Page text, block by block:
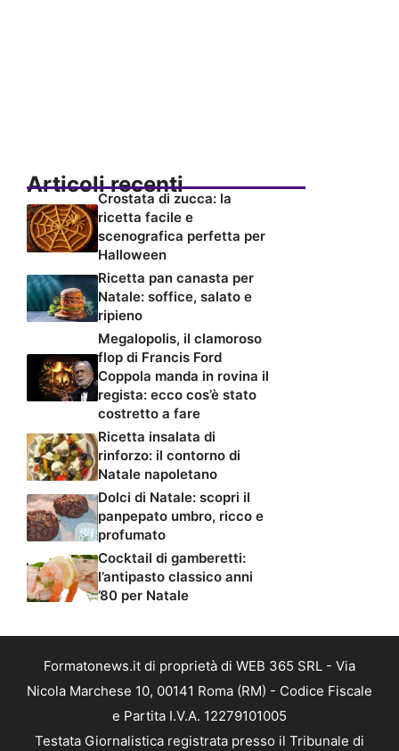
Articoli recenti
Crostata di zucca: la
ricetta facile e
scenografica perfetta per
Halloween
Ricetta pan canasta per
Natale: soffice, salato e
ripieno
Megalopolis, il clamoroso
flop di Francis Ford
Coppola manda in rovina il
regista: ecco cos’è stato
costretto a fare
Ricetta insalata di
rinforzo: il contorno di
Natale napoletano
Dolci di Natale: scopri il
panpepato umbro, ricco e
profumato
Cocktail di gamberetti:
l’antipasto classico anni
’80 per Natale
Formatonews.it di proprietà di WEB 365 SRL - Via
Nicola Marchese 10, 00141 Roma (RM) - Codice Fiscale
e Partita I.V.A. 12279101005
Testata Giornalistica registrata presso il Tribunale di